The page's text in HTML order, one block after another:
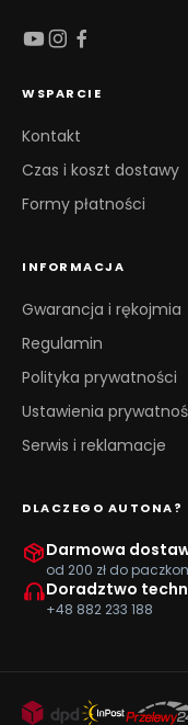
WSPARCIE
Kontakt
Czas i koszt dostawy
Formy płatności
INFORMACJA
Gwarancja i rękojmia
Regulamin
Polityka prywatności
Ustawienia
Serwis i reklamacje
DLACZEGO AUTONA?
Darmowa
od 200 zł do
Doradztwo
+48 882 233 188